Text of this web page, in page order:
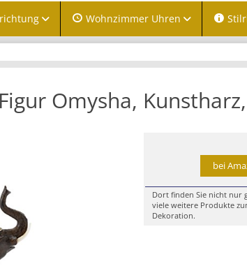
Wohnzimmer Uhren
Omysha,
bei
Dort finden Sie nicht nur
viele weitere Produkte
Dekoration.